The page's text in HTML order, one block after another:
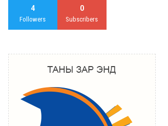
4
Followers
0
Subscribers